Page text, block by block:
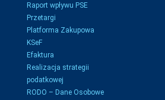
Raport wpływu PSE
Przetargi
Platforma Zakupowa
KSeF
Efaktura
Realizacja strategii
podatkowej
RODO – Dane Osobowe